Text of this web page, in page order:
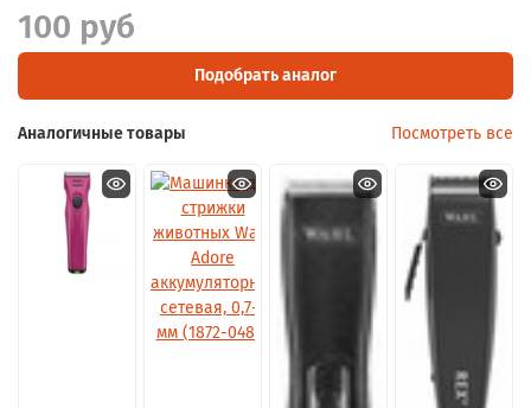
100 руб
Подобрать аналог
Аналогичные товары Посмотреть все